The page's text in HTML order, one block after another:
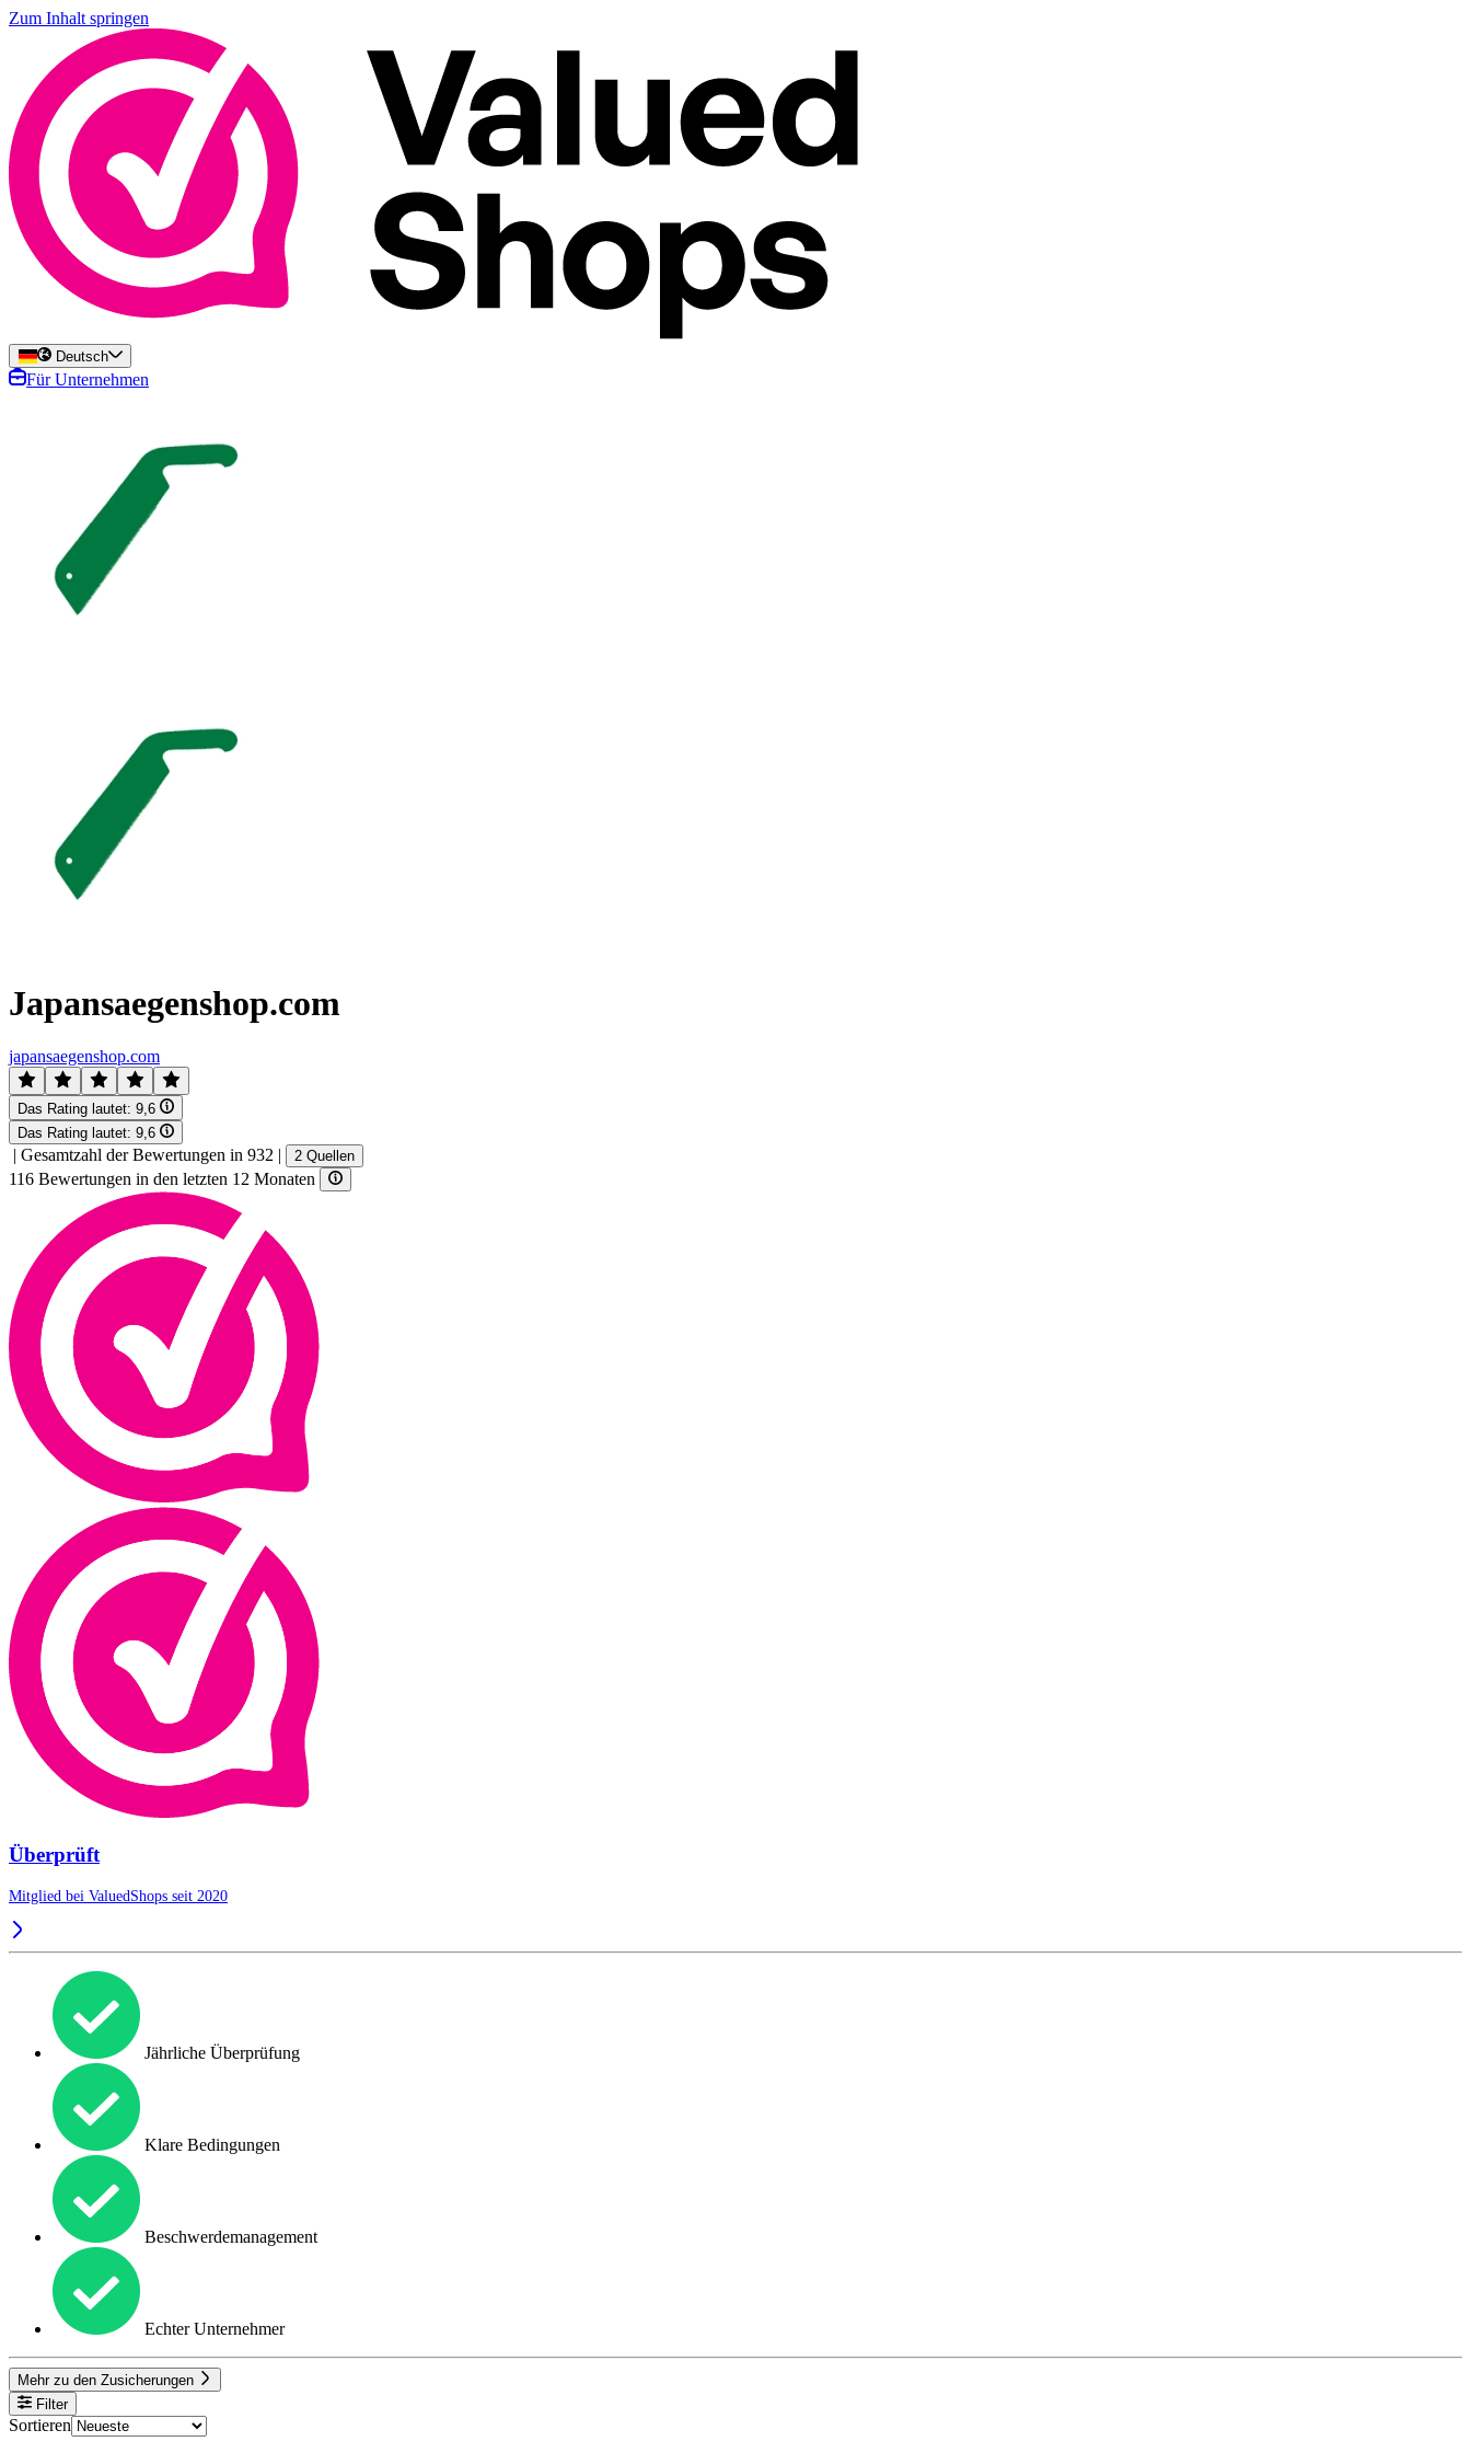
Zum Inhalt springen
Deutsch
Für Unternehmen
Japansaegenshop.com
japansaegenshop.com
Das Rating lautet: 9,6
Das Rating lautet: 9,6
| Gesamtzahl der Bewertungen in 932 | 2 Quellen
116 Bewertungen in den letzten 12 Monaten
Überprüft
Mitglied bei ValuedShops seit 2020
Jährliche Überprüfung
Klare Bedingungen
Beschwerdemanagement
Echter Unternehmer
Mehr zu den Zusicherungen
Filter
Sortieren